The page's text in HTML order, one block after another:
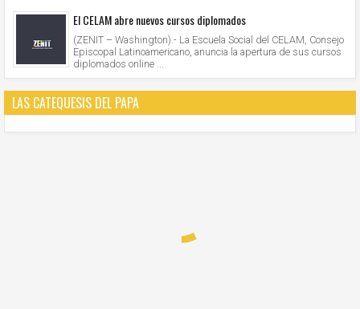
El CELAM abre nuevos cursos diplomados
(ZENIT – Washington).- La Escuela Social del CELAM, Consejo
Episcopal Latinoamericano, anuncia la apertura de sus cursos
diplomados online ...
LAS CATEQUESIS DEL PAPA